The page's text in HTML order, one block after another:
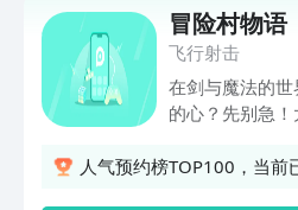
冒险村物语
飞行射击
在剑与魔法的
的心？先别急
的“打工仔”，而
人气预约榜TOP100，当前